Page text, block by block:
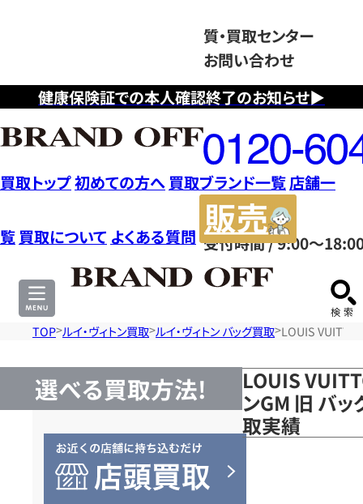
健康保険証での本人確認終了のお知らせ▶
質・買取センター
お問い合わせ
フ
リ
ー
ダ
イ
ヤ
ル
0120604117
受付時間 / 9:00～
買取トップ初めての方へ 買取ブランド一覧店舗一
覧 買取について よくある質問
サ
TOP ルイ・ヴィトン買取 ルイ・ヴィトン バッグ買取 LOUIS
選べる買取方法!
LOUIS
ンGM 旧 バ
取実績